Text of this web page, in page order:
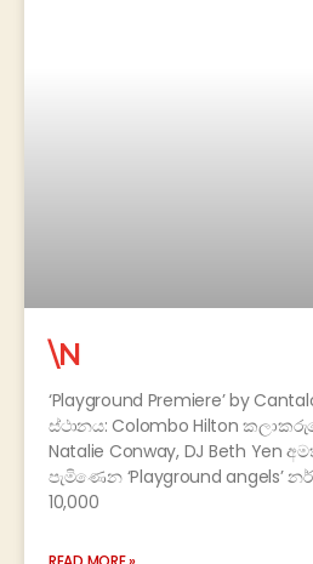
\N
‘Playground Premiere’ by
ස්ථානය: Colombo Hilton
Natalie Conway, DJ Beth Yen
පැමිණෙන ‘Playground angels’
10,000